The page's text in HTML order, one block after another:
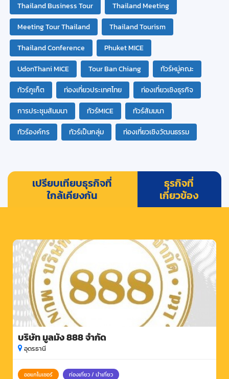
Thailand Business Tour
Thailand Meeting
Meeting Tour Thailand
Thailand Tourism
Thailand Conference
Phuket MICE
UdonThani MICE
Tour Ban Chiang
ทัวร์หมู่คณะ
ทัวร์ภูเก็ต
ท่องเที่ยวประเทศไทย
ท่องเที่ยวเชิงธุรกิจ
การประชุมสัมมนา
ทัวร์MICE
ทัวร์สัมมนา
ทัวร์องค์กร
ทัวร์เป็นกลุ่ม ท่องเที่ยวเชิงวัฒนธรรม
เปรียบเทียบธุรกิจที่
ใกล้เคียงกัน
ธุรกิจที่
เกี่ยวข้อง
บริษัท มูลมัง 888 จำกัด
อุดรธานี
ออแกไนเซอร์ ท่องเที่ยว / นำเที่ยว